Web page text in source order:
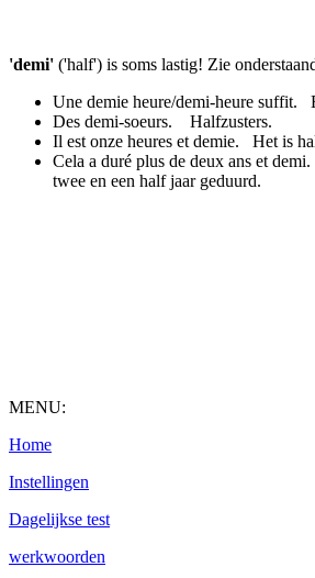
'demi' ('half') is soms lastig! Zie
Une demie heure/demi-heure suffit.
Des demi-soeurs.
Halfzusters.
Il est onze heures et demie.
Het is
Cela a duré plus de deux ans et demi.
twee en een half jaar geduurd.
MENU:
Home
Instellingen
Dagelijkse test
werkwoorden